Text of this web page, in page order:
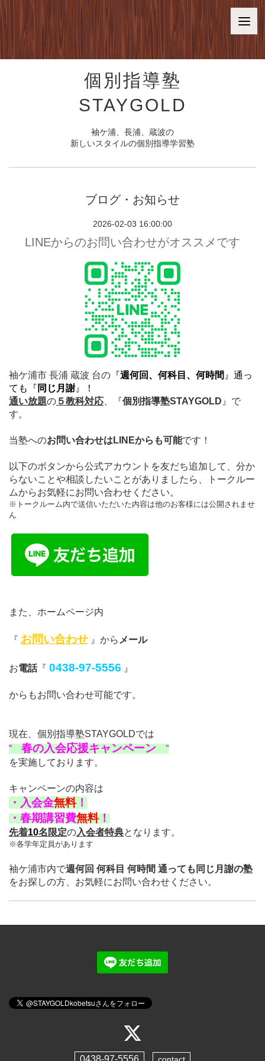
個別指導塾
STAYGOLD
袖ケ浦、長浦、蔵波の
新しいスタイルの個別指導学習塾
ブログ・お知らせ
2026-02-03 16:00:00
LINEからのお問い合わせがオススメです
袖ケ浦市 長浦 蔵波 台の 『週何回、何科目、何時間 』通っ
ても
『 同じ月謝』！
通い放題の ５教科対応 『個別指導塾STAYGOLD 』で
す。
当塾へのお問い合わせはLINEからも可能です！
以下のボタンから公式アカウントを友だち追加して、分か
らないことや相談したいことがありましたら、トークルー
ムからお気軽にお問い合わせください。
※トークルーム内で送信いただいた内容は他のお客様には公開されませ
ん
また、ホームページ内
『 お問い合わせ 』から メール
お電話『 0438-97-5556 』
からもお問い合わせ可能です。
現在、 個別指導塾STAYGOLDでは
”
春の入会応援キャンペーン
”
を実施しております。
キャンペーンの内容は
・ 入会金無料！
・ 春期講習費無料！
先着10名限定の入会者特典となります。
※各学年定員があります
袖ケ浦市内で週何回 何科目 何時間 通っても同じ月謝の塾
をお探しの方、 お気軽にお問い合わせください。